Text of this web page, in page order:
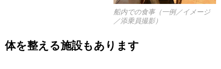
船内での食事（一例／イメージ
／添乗員撮影）
体を整える施設もあります